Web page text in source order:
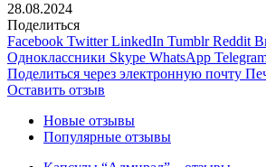
28.08.2024
Поделиться
Facebook Twitter LinkedIn Tumblr Reddit
Одноклассники Skype WhatsApp
Поделиться через электронную почту
Оставить отзыв
Новые отзывы
Популярные отзывы